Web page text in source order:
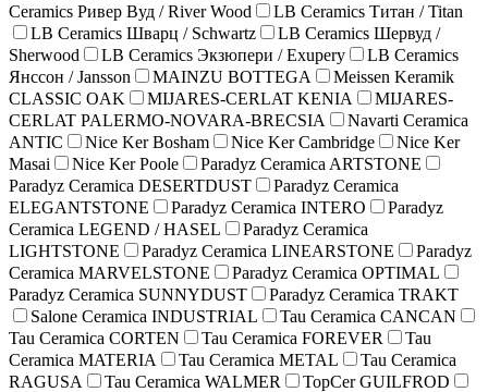
Ceramics Ривер Вуд / River Wood
LB Ceramics Титан / Titan
LB Ceramics Шварц / Schwartz
LB Ceramics Шервуд /
Sherwood
LB Ceramics Экзюпери / Exupery
LB Ceramics
Янссон / Jansson
MAINZU BOTTEGA
Meissen Keramik
CLASSIC OAK
MIJARES-CERLAT KENIA
MIJARES-
CERLAT PALERMO-NOVARA-BRECSIA
Navarti Ceramica
ANTIC
Nice Ker Bosham Nice Ker Cambridge
Nice Ker
Masai
Nice Ker Poole
Paradyz Ceramica ARTSTONE
Paradyz Ceramica DESERTDUST
Paradyz Ceramica
ELEGANTSTONE
Paradyz Ceramica INTERO
Paradyz
Ceramica LEGEND / HASEL
Paradyz Ceramica
LIGHTSTONE
Paradyz Ceramica LINEARSTONE
Paradyz
Ceramica MARVELSTONE
Paradyz Ceramica OPTIMAL
Paradyz Ceramica SUNNYDUST
Paradyz Ceramica TRAKT
Salone Ceramica INDUSTRIAL
Tau Ceramica CANCAN
Tau Ceramica CORTEN
Tau Ceramica FOREVER
Tau
Ceramica MATERIA
Tau Ceramica METAL
Tau Ceramica
RAGUSA
Tau Ceramica WALMER
TopCer GUILFROD